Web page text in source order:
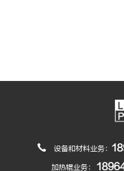
设备和材料业务：
加热辊业务：